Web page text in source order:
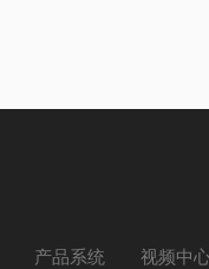
产品系统 视频中